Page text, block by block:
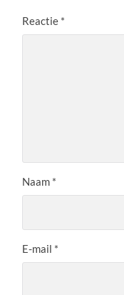
Reactie *
Naam *
E-mail *